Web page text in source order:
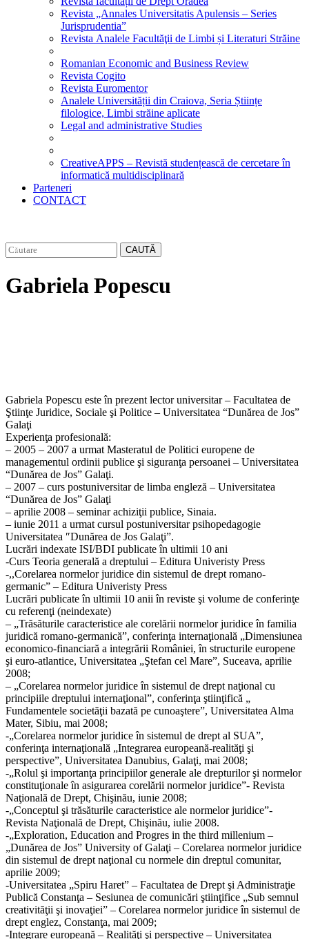
Revista „Annales Universitatis Apulensis – Series
Jurisprudentia”
Revista Analele Facultăţii de Limbi și Literaturi Străine
Romanian Economic and Business Review
Revista Cogito
Revista Euromentor
Analele Universității din Craiova, Seria Științe
filologice, Limbi străine aplicate
Legal and administrative Studies
CreativeAPPS – Revistă studențească de cercetare în
informatică multidisciplinară
Parteneri
CONTACT
CAUTĂ
Gabriela Popescu
Gabriela Popescu este în prezent lector universitar – Facultatea de
Ştiinţe Juridice, Sociale şi Politice – Universitatea “Dunărea de Jos”
Galaţi
Experienţa profesională:
– 2005 – 2007 a urmat Masteratul de Politici europene de
managementul ordinii publice şi siguranţa persoanei – Universitatea
“Dunărea de Jos” Galaţi.
– 2007 – curs postuniversitar de limba engleză – Universitatea
“Dunărea de Jos” Galaţi
– aprilie 2008 – seminar achiziţii publice, Sinaia.
– iunie 2011 a urmat cursul postuniversitar psihopedagogie
Universitatea ″Dunărea de Jos Galaţi”.
Lucrări indexate ISI/BDI publicate în ultimii 10 ani
-Curs Teoria generală a dreptului – Editura Univeristy Press
-,,Corelarea normelor juridice din sistemul de drept romano-
germanic” – Editura Univeristy Press
Lucrări publicate în ultimii 10 anii în reviste şi volume de conferinţe
cu referenţi (neindexate)
– „Trăsăturile caracteristice ale corelării normelor juridice în familia
juridică romano-germanică”, conferinţa internaţională „Dimensiunea
economico-financiară a integrării României, în structurile europene
şi euro-atlantice, Universitatea „Ştefan cel Mare”, Suceava, aprilie
2008;
– „Corelarea normelor juridice în sistemul de drept naţional cu
principiile dreptului internaţional”, conferinţa ştiinţifică „
Fundamentele societăţii bazată pe cunoaştere”, Universitatea Alma
Mater, Sibiu, mai 2008;
-„Corelarea normelor juridice în sistemul de drept al SUA”,
conferinţa internaţională „Integrarea europeană-realităţi şi
perspective”, Universitatea Danubius, Galaţi, mai 2008;
-„Rolul şi importanţa principiilor generale ale drepturilor şi normelor
constituţionale în asigurarea corelării normelor juridice”- Revista
Naţională de Drept, Chişinău, iunie 2008;
-„Conceptul şi trăsăturile caracteristice ale normelor juridice”-
Revista Naţională de Drept, Chişinău, iulie 2008.
-„Exploration, Education and Progres in the third millenium –
„Dunărea de Jos” University of Galaţi – Corelarea normelor juridice
din sistemul de drept naţional cu normele din dreptul comunitar,
aprilie 2009;
-Universitatea „Spiru Haret” – Facultatea de Drept şi Administraţie
Publică Constanţa – Sesiunea de comunicări ştiinţifice „Sub semnul
creativităţii şi inovaţiei” – Corelarea normelor juridice în sistemul de
drept englez, Constanţa, mai 2009;
-Integrare europeană – Realităţi şi perspective – Universitatea